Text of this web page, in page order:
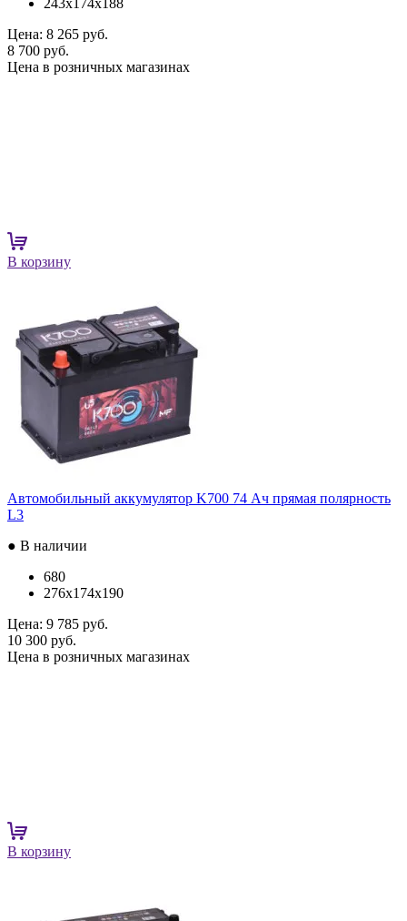
Цена: 8 265 руб.
8 700 руб.
Цена в розничных магазинах
В корзину
Автомобильный аккумулятор K700 74 Ач прямая полярность
L3
● В наличии
680
276x174x190
Цена: 9 785 руб.
10 300 руб.
Цена в розничных магазинах
В корзину